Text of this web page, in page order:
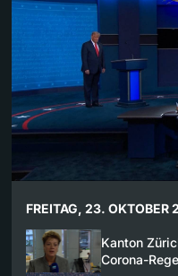
FREITAG, 23. OKTOBER
Kanton
Corona-